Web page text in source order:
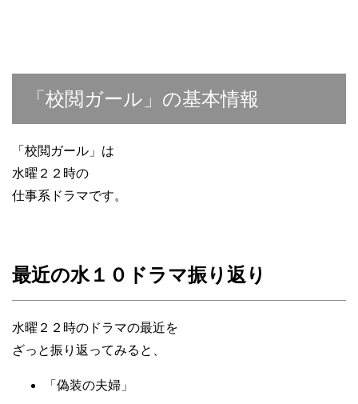
「校閲ガール」の基本情報
「校閲ガール」は
水曜２２時の
仕事系ドラマです。
最近の水１０ドラマ振り返り
水曜２２時のドラマの最近を
ざっと振り返ってみると、
「偽装の夫婦」